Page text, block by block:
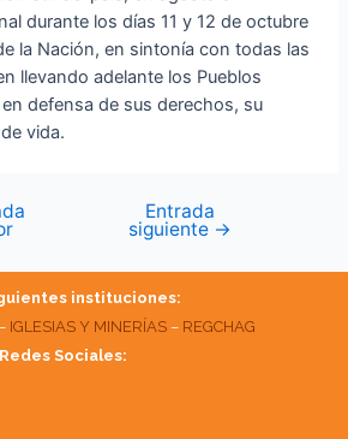
durante los días 11 y 12 de octubre
la Nación, en sintonía con todas las
llevando adelante los Pueblos
defensa de sus derechos, su
vida.
Entrada
siguiente →
instituciones:
IGLESIAS Y MINERÍAS – REGCHAG
Sociales: